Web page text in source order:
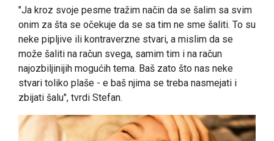
"Ja kroz svoje pesme tražim način da se šalim sa svim
onim za šta se očekuje da se sa tim ne sme šaliti. To su
neke pipljive ili kontraverzne stvari, a mislim da se
može šaliti na račun svega, samim tim i na račun
najozbiljinijih mogućih tema. Baš zato što nas neke
stvari toliko plaše - e baš njima se treba nasmejati i
zbijati šalu", tvrdi Stefan.